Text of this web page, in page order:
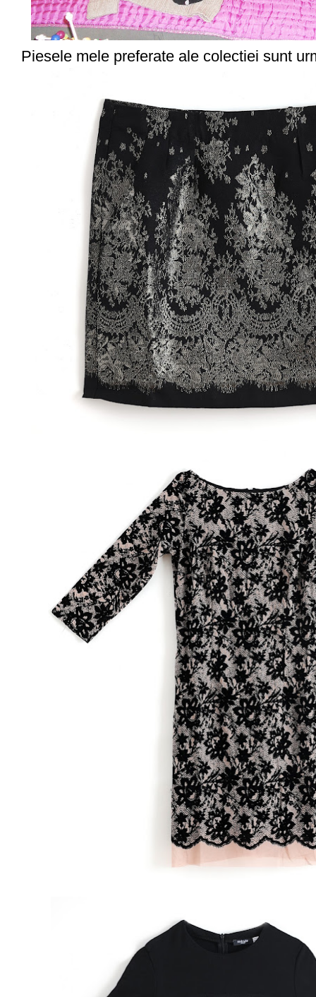
Piesele mele preferate ale colectiei sunt